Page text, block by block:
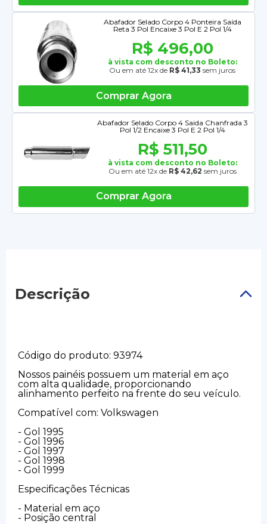
Abafador Selado Corpo 4 Ponteira Saída
Reta 3 Pol Encaixe 3 Pol E 2 Pol 1/4
R$ 496,00
à vista com desconto no Boleto:
Ou em até 12x de R$ 41,33 sem juros
Comprar Agora
Abafador Selado Corpo 4 Saida Chanfrada 3
Pol 1/2 Encaixe 3 Pol E 2 Pol 1/4
R$ 511,50
à vista com desconto no Boleto:
Ou em até 12x de R$ 42,62 sem juros
Comprar Agora
Descrição
Código do produto: 93974
Nossos painéis possuem um material em aço
com alta qualidade, proporcionando
alinhamento perfeito na frente do seu veículo.
Compatível com: Volkswagen
- Gol 1995
- Gol 1996
- Gol 1997
- Gol 1998
- Gol 1999
Especificações Técnicas
- Material em aço
- Posição central